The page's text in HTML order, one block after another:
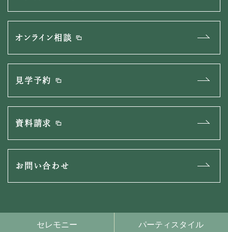
オンライン相談
見学予約
資料請求
お問い合わせ
セレモニー パーティスタイル